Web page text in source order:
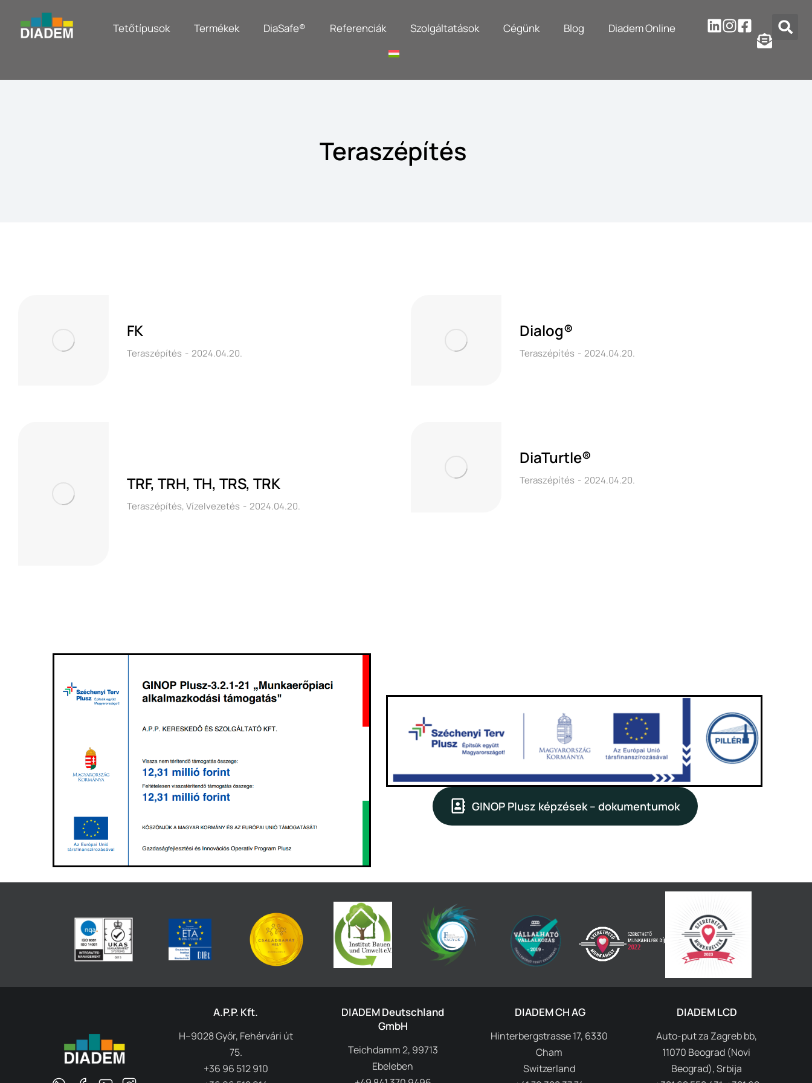
Tetőtípusok Termékek DiaSafe® Referenciák Szolgáltatások Cégünk Blog Diadem Online
Teraszépítés
FK
Teraszépítés 2024.04.20.
Dialog®
Teraszépítés 2024.04.20.
TRF, TRH, TH, TRS, TRK
Teraszépítés, Vízelvezetés 2024.04.20.
DiaTurtle®
Teraszépítés 2024.04.20.
GINOP Plusz képzések – dokumentumok
A.P.P. Kft.
H–9028 Győr, Fehérvári út
75.
+36 96 512 910
DIADEM Deutschland
GmbH
Teichdamm 2, 99713
Ebeleben
DIADEM CH AG
Hinterbergstrasse 17, 6330
Cham
Switzerland
DIADEM LCD
Auto-put za Zagreb bb,
11070 Beograd (Novi
Beograd), Srbija